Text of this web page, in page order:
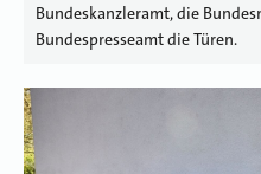
Bundeskanzleramt, die
Bundespresseamt die Türen.